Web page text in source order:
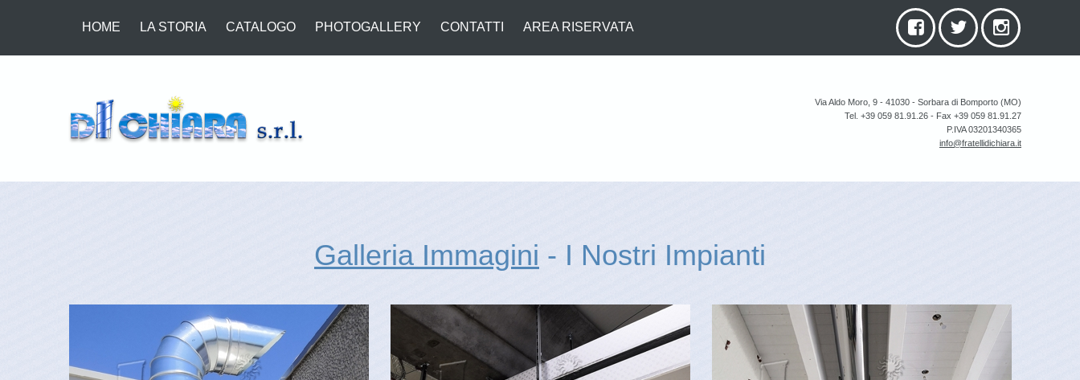
HOME LA STORIA CATALOGO PHOTOGALLERY CONTATTI AREA RISERVATA
Via Aldo Moro, 9 - 41030 - Sorbara di Bomporto (MO)
Tel. +39 059 81.91.26 - Fax +39 059 81.91.27
P.IVA 03201340365
info@fratellidichiara.it
Galleria Immagini - I Nostri Impianti